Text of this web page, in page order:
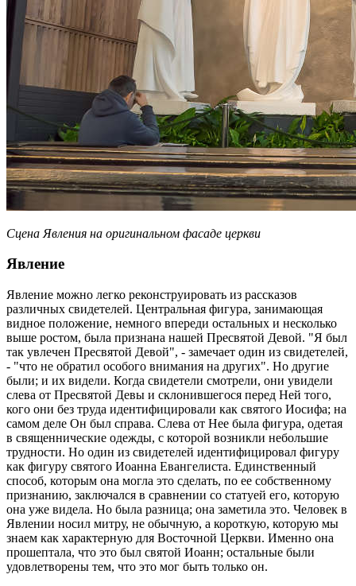
Сцена Явления на оригинальном фасаде церкви
Явление
Явление можно легко реконструировать из рассказов
различных свидетелей. Центральная фигура, занимающая
видное положение, немного впереди остальных и несколько
выше ростом, была признана нашей Пресвятой Девой. "Я был
так увлечен Пресвятой Девой", - замечает один из свидетелей,
- "что не обратил особого внимания на других". Но другие
были; и их видели. Когда свидетели смотрели, они увидели
слева от Пресвятой Девы и склонившегося перед Ней того,
кого они без труда идентифицировали как святого Иосифа; на
самом деле Он был справа. Слева от Нее была фигура, одетая
в священнические одежды, с которой возникли небольшие
трудности. Но один из свидетелей идентифицировал фигуру
как фигуру святого Иоанна Евангелиста. Единственный
способ, которым она могла это сделать, по ее собственному
признанию, заключался в сравнении со статуей его, которую
она уже видела. Но была разница; она заметила это. Человек в
Явлении носил митру, не обычную, а короткую, которую мы
знаем как характерную для Восточной Церкви. Именно она
прошептала, что это был святой Иоанн; остальные были
удовлетворены тем, что это мог быть только он.